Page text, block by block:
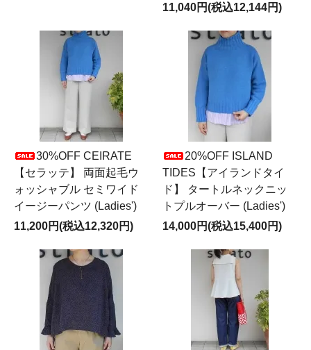
11,040円(税込12,144円)
30%OFF CEIRATE
【セラッテ】 両面起毛ウ
ォッシャブル セミワイド
イージーパンツ (Ladies')
11,200円(税込12,320円)
20%OFF ISLAND
TIDES【アイランドタイ
ド】 タートルネックニッ
トプルオーバー (Ladies')
14,000円(税込15,400円)